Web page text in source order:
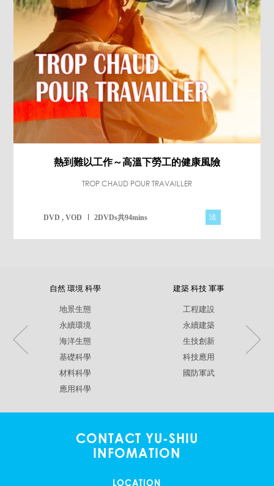
熱到難以工作～高溫下勞工的健康風險
TROP CHAUD POUR TRAVAILLER
DVD , VOD 2DVDs共94mins 法
自然 環境 科學
地景生態
永續環境
海洋生態
基礎科學
材料科學
應用科學
建築 科技 軍事
工程建設
永續建築
生技創新
科技應用
國防軍武
CONTACT YU-SHIU
INFOMATION
LOCATION